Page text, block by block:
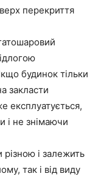
перекриття
будинок тільки
закласти
експлуатується,
і не знімаючи
і залежить
так і від виду